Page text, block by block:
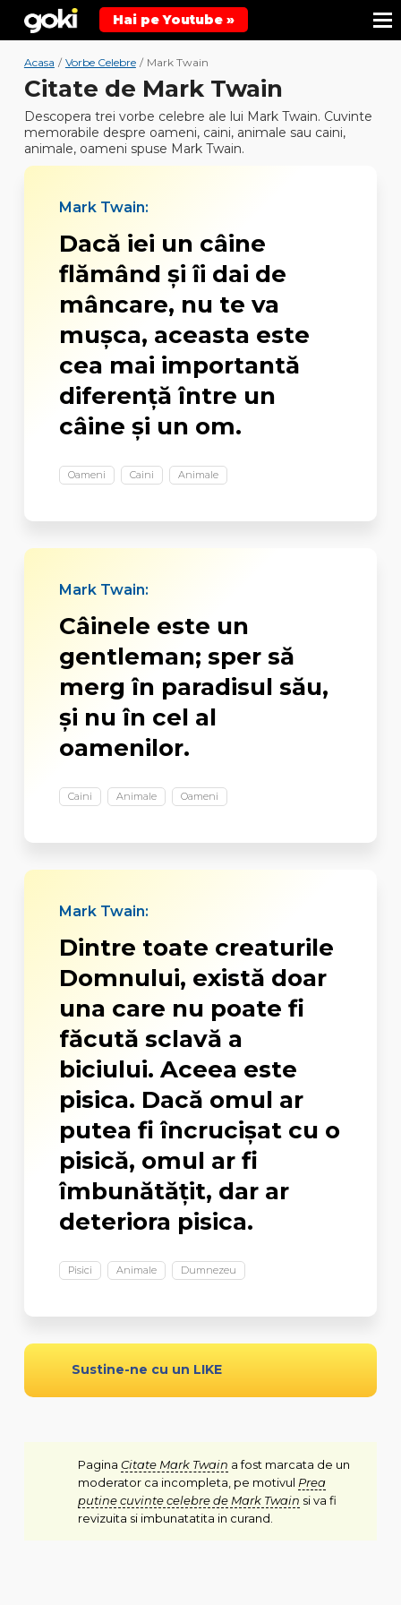
Hai pe Youtube »
Acasa / Vorbe Celebre / Mark Twain
Citate de Mark Twain
Descopera trei vorbe celebre ale lui Mark Twain. Cuvinte
memorabile despre oameni, caini, animale sau caini,
animale, oameni spuse Mark Twain.
Mark Twain:
Dacă iei un câine
flămând şi îi dai de
mâncare, nu te va
muşca, aceasta este
cea mai importantă
diferenţă între un
câine şi un om.
Oameni Caini Animale
Mark Twain:
Câinele este un
gentleman; sper să
merg în paradisul său,
și nu în cel al
oamenilor.
Caini Animale Oameni
Mark Twain:
Dintre toate creaturile
Domnului, există doar
una care nu poate fi
făcută sclavă a
biciului. Aceea este
pisica. Dacă omul ar
putea fi încrucișat cu o
pisică, omul ar fi
îmbunătățit, dar ar
deteriora pisica.
Pisici Animale Dumnezeu
Sustine-ne cu un LIKE
Pagina Citate Mark Twain a fost marcata de un
moderator ca incompleta, pe motivul Prea
putine cuvinte celebre de Mark Twain si va fi
revizuita si imbunatatita in curand.